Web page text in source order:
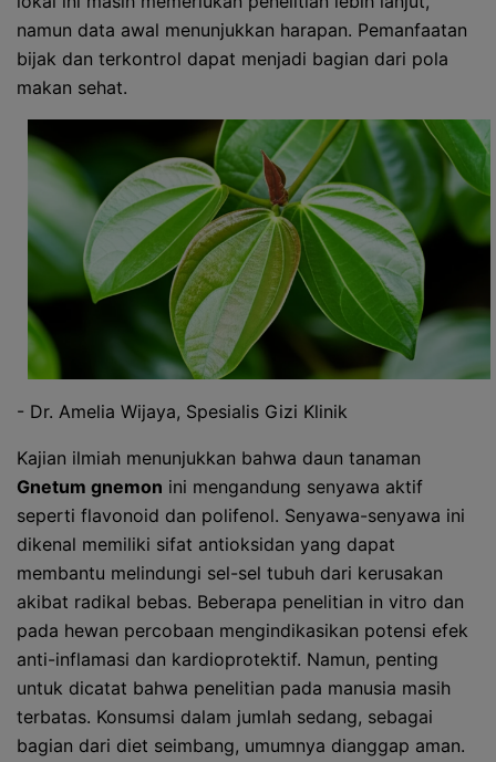
namun data awal menunjukkan harapan. Pemanfaatan
bijak dan terkontrol dapat menjadi bagian dari pola
makan sehat.
- Dr. Amelia Wijaya, Spesialis Gizi Klinik
Kajian ilmiah menunjukkan bahwa daun tanaman
Gnetum gnemon ini mengandung senyawa aktif
seperti flavonoid dan polifenol. Senyawa-senyawa ini
dikenal memiliki sifat antioksidan yang dapat
membantu melindungi sel-sel tubuh dari kerusakan
akibat radikal bebas. Beberapa penelitian in vitro dan
pada hewan percobaan mengindikasikan potensi efek
anti-inflamasi dan kardioprotektif. Namun, penting
untuk dicatat bahwa penelitian pada manusia masih
terbatas. Konsumsi dalam jumlah sedang, sebagai
bagian dari diet seimbang, umumnya dianggap aman.